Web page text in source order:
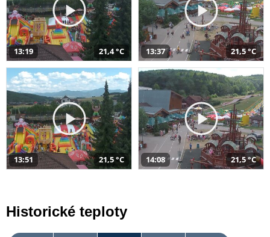
13:19 21,4 °C 13:37 21,5 °C
13:51 21,5 °C 14:08 21,5 °C
Historické teploty